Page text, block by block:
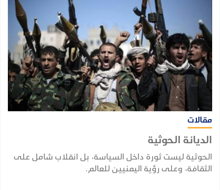
مقالات
الديانة الحوثية
الحوثية ليست ثورة داخل السياسة، بل انقلاب شامل على
الثقافة، وعلى رؤية اليمنيين للعالم.